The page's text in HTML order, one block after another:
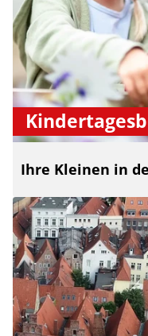
Ihre Kleinen in